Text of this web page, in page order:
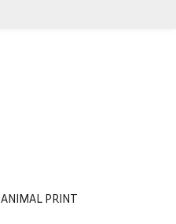
ANIMAL PRINT